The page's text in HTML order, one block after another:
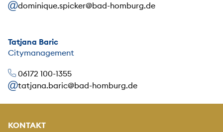
dominique.spicker@bad-homburg.de
Tatjana Baric
Citymanagement
06172 100-1355
tatjana.baric@bad-homburg.de
KONTAKT